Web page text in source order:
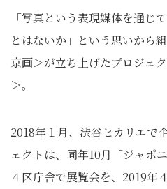
「写真という表現媒体を通じ
とはないか」という思いから
京画＞が立ち上げたプロジェ
＞。
2018年１月、渋谷ヒカリエで
ェクトは、同年10月「ジャポ
４区庁舎で展覧会を、2019年